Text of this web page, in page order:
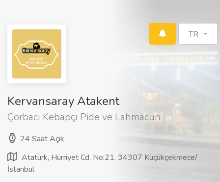
Kervansaray Atakent
Çorbacı Kebapçı Pide ve Lahmacun
24 Saat Açık
Atatürk, Hürriyet Cd. No:21, 34307 Küçükçekmece/
İstanbul
TR